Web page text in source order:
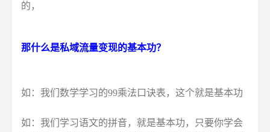
的，
那什么是私域流量变现的基本功？
如：我们数学学习的99乘法口诀表，这个就是基本功
如：我们学习语文的拼音，就是基本功，只要你学会